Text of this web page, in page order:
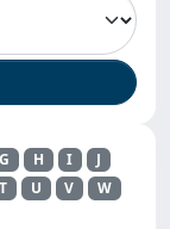
G H I
J
T U V
W